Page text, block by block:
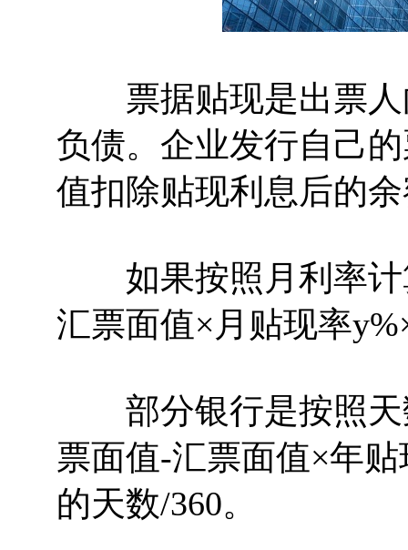
票据贴现是出票人
负债。企业发行自己
值扣除贴现利息后的
如果按照月利率计
汇票面值×月贴现率
部分银行是按照天
票面值-汇票面值×年
的天数/360。